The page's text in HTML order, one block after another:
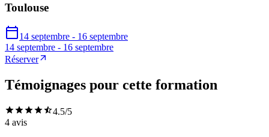
Toulouse
14 septembre - 16 septembre
14 septembre - 16 septembre
Réserver
Témoignages pour cette formation
4.5/5
4 avis